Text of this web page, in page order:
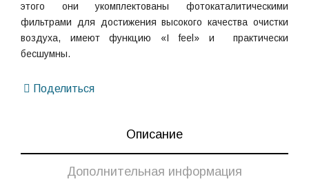
этого они укомплектованы фотокаталитическими
фильтрами для достижения высокого качества очистки
воздуха, имеют функцию «I feel» и практически
бесшумны.
Поделиться
Описание
Дополнительная информация